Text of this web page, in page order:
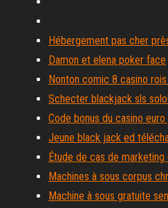
Hébergement pas cher
Damon et elena poker face
Nonton comic 8 casino
Schecter blackjack sls
Code bonus du casino euro
Jeune black jack ed
Étude de cas de marketing
Machines à sous corpus
Machine à sous gratuite